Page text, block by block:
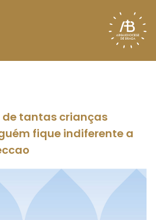
de tantas crianças
fique indiferente a